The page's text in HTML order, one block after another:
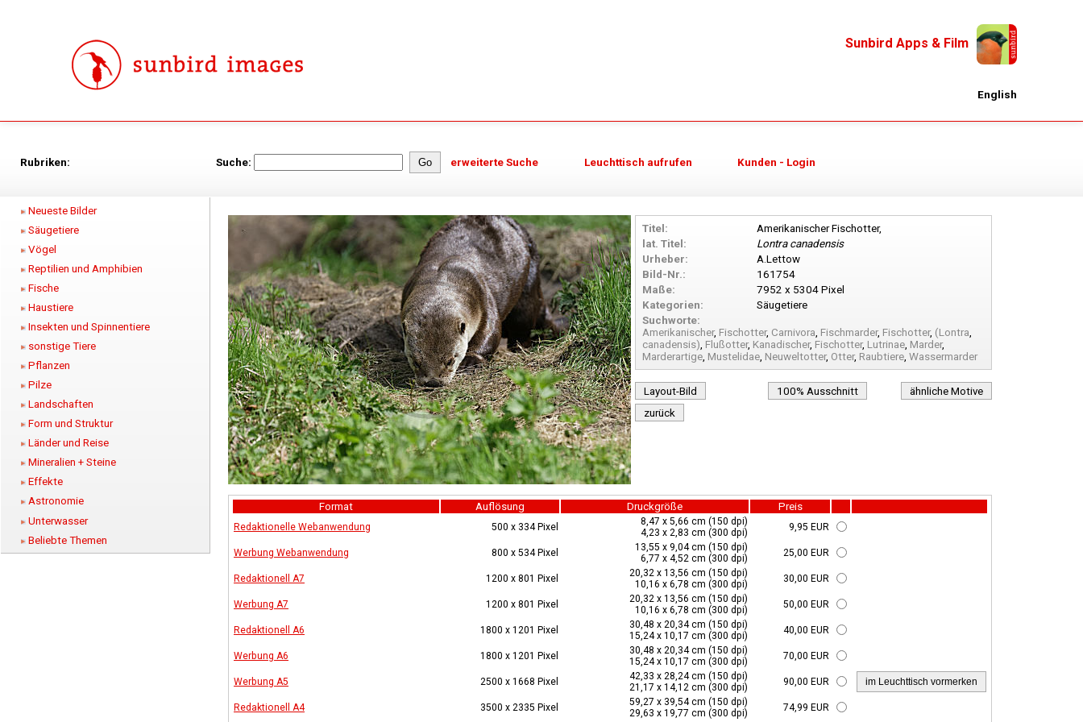
Sunbird Apps & Film
English
Rubriken: Suche: erweiterte Suche Leuchttisch aufrufen Kunden - Login
Neueste Bilder
Säugetiere
Vögel
Reptilien und Amphibien
Fische
Haustiere
Insekten und Spinnentiere
sonstige Tiere
Pflanzen
Pilze
Landschaften
Form und Struktur
Länder und Reise
Mineralien + Steine
Effekte
Astronomie
Unterwasser
Beliebte Themen
Titel:
Amerikanischer Fischotter,
lat. Titel:
Lontra canadensis
Urheber:
A.Lettow
Bild-Nr.:
161754
Maße:
7952 x 5304 Pixel
Kategorien:
Säugetiere
Suchworte:
Amerikanischer, Fischotter, Carnivora, Fischmarder, Fischotter, (Lontra,
canadensis), Flußotter, Kanadischer, Fischotter, Lutrinae, Marder,
Marderartige, Mustelidae, Neuweltotter, Otter, Raubtiere, Wassermarder
Layout-Bild 100% Ausschnitt
ähnliche Motive
zurück
Format Auflösung Druckgröße Preis
Redaktionelle Webanwendung 500 x 334 Pixel
8,47 x 5,66 cm (150 dpi)
4,23 x 2,83 cm (300 dpi)
9,95 EUR
Werbung Webanwendung 800 x 534 Pixel
13,55 x 9,04 cm (150 dpi)
6,77 x 4,52 cm (300 dpi)
25,00 EUR
Redaktionell A7 1200 x 801 Pixel
20,32 x 13,56 cm (150 dpi)
10,16 x 6,78 cm (300 dpi)
30,00 EUR
Werbung A7 1200 x 801 Pixel
20,32 x 13,56 cm (150 dpi)
10,16 x 6,78 cm (300 dpi)
50,00 EUR
Redaktionell A6 1800 x 1201 Pixel
30,48 x 20,34 cm (150 dpi)
15,24 x 10,17 cm (300 dpi)
40,00 EUR
Werbung A6 1800 x 1201 Pixel
30,48 x 20,34 cm (150 dpi)
15,24 x 10,17 cm (300 dpi)
70,00 EUR
Werbung A5 2500 x 1668 Pixel
42,33 x 28,24 cm (150 dpi)
21,17 x 14,12 cm (300 dpi)
90,00 EUR
Redaktionell A4 3500 x 2335 Pixel
59,27 x 39,54 cm (150 dpi)
29,63 x 19,77 cm (300 dpi)
74,99 EUR